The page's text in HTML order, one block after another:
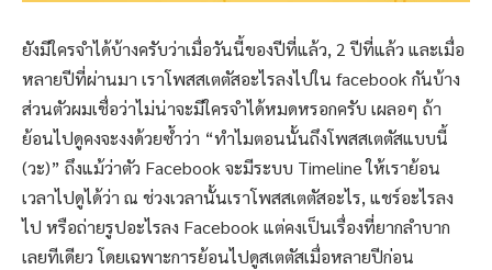
ยังมีใครจำได้บ้างครับว่าเมื่อวันนี้ของปีที่แล้ว, 2 ปีที่แล้ว และเมื่อ
หลายปีที่ผ่านมา เราโพสสเตตัสอะไรลงไปใน facebook กันบ้าง
ส่วนตัวผมเชื่อว่าไม่น่าจะมีใครจำได้หมดหรอกครับ เผลอๆ ถ้า
ย้อนไปดูคงจะงงด้วยซ้ำว่า “ทำไมตอนนั้นถึงโพสสเตตัสแบบนี้
(วะ)” ถึงแม้ว่าตัว Facebook จะมีระบบ Timeline ให้เราย้อน
เวลาไปดูได้ว่า ณ ช่วงเวลานั้นเราโพสสเตตัสอะไร, แชร์อะไรลง
ไป หรือถ่ายรูปอะไรลง Facebook แต่คงเป็นเรื่องที่ยากลำบาก
เลยทีเดียว โดยเฉพาะการย้อนไปดูสเตตัสเมื่อหลายปีก่อน